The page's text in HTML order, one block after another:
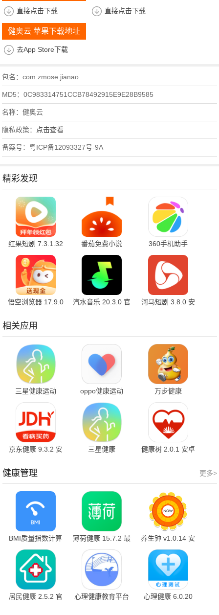
直接点击下载 直接点击下载
健奥云 苹果下载地址
去App Store下载
包名：com.zmose.jianao
MD5：0C983314751CCB78492915E9E28B9585
名称：健奥云
隐私政策： 点击查看
备案号：粤ICP备12093327号-9A
精彩发现
红果短剧 7.3.1.32
官方版
番茄免费小说
7.3.1.32 安卓版
360手机助手
10.2.2 官方版
悟空浏览器 17.9.0
汽水音乐 20.3.0 官
河马短剧 3.8.0 安
相关应用
三星健康运动
6.27.2.009 最新版
oppo健康运动
6.0.11_8e7423e_260303
最新版
万步健康
7.3.8.6182 最新版
京东健康 9.3.2 安
三星健康
健康树 2.0.1 安卓
更多>
健康管理
BMI质量指数计算
器 2.21 官方版
薄荷健康 15.7.2 最
新版
养生钟 v1.0.14 安
卓版
居民健康 2.5.2 官
心理健康教育平台
心理健康 6.0.20